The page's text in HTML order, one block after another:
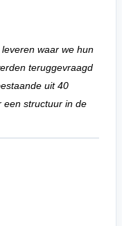
waar we hun
teruggevraagd
uit 40
een structuur in de